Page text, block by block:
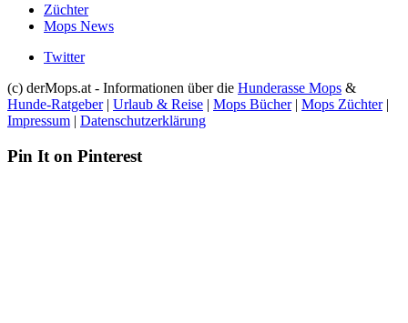
Züchter
Mops News
Twitter
(c) derMops.at - Informationen über die Hunderasse Mops &
Hunde-Ratgeber| Urlaub & Reise | Mops Bücher| Mops Züchter|
Impressum | Datenschutzerklärung
Pin It on Pinterest